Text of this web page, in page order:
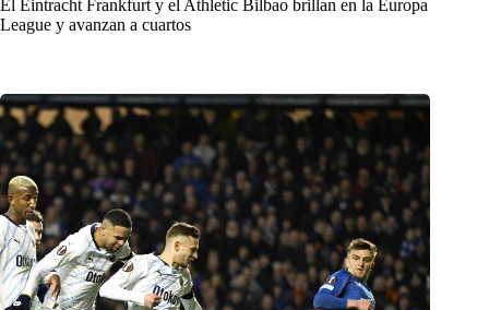
El Eintracht Frankfurt y el Athletic Bilbao brillan en la Europa
League y avanzan a cuartos